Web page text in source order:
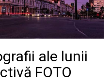
ale lunii
FOTO